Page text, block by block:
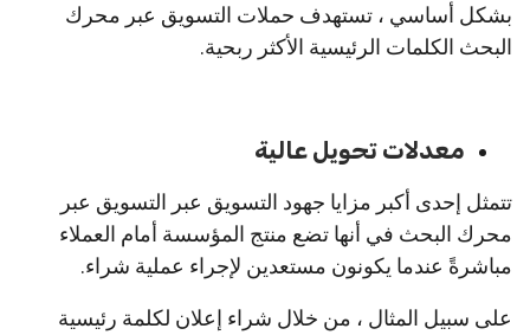
بشكل أساسي ، تستهدف حملات التسويق عبر محرك
البحث الكلمات الرئيسية الأكثر ربحية.
معدلات تحويل عالية
تتمثل إحدى أكبر مزايا جهود التسويق عبر التسويق عبر
محرك البحث في أنها تضع منتج المؤسسة أمام العملاء
مباشرةً عندما يكونون مستعدين لإجراء عملية شراء.
على سبيل المثال ، من خلال شراء إعلان لكلمة رئيسية